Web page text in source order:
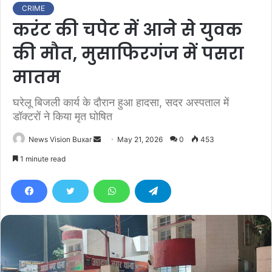
CRIME
करंट की चपेट में आने से युवक
की मौत, मुसाफिरगंज में पसरा
मातम
घरेलू बिजली कार्य के दौरान हुआ हादसा, सदर अस्पताल में
डॉक्टरों ने किया मृत घोषित
News Vision Buxar
d
m
a
May 21, 2026 0 453
1 minute read